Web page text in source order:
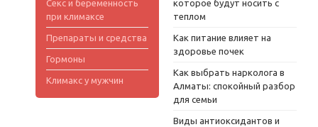
Секс и беременность
при климаксе
Препараты и средства
Гормоны
Климакс у мужчин
которое будут носить с
теплом
Как питание влияет на
здоровье почек
Как выбрать нарколога в
Алматы: спокойный разбор
для семьи
Виды антиоксидантов и